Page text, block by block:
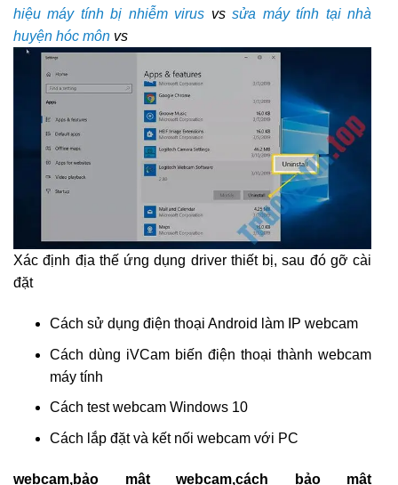
hiệu máy tính bị nhiễm virus vssửa máy tính tại nhà
huyện hóc môn vs
Xác định địa thế ứng dụng driver thiết bị, sau đó gỡ cài
đặt
Cách sử dụng điện thoại Android làm IP webcam
Cách dùng iVCam biến điện thoại thành webcam
máy tính
Cách test webcam Windows 10
Cách lắp đặt và kết nối webcam với PC
webcam,bảo mật webcam,cách bảo mật